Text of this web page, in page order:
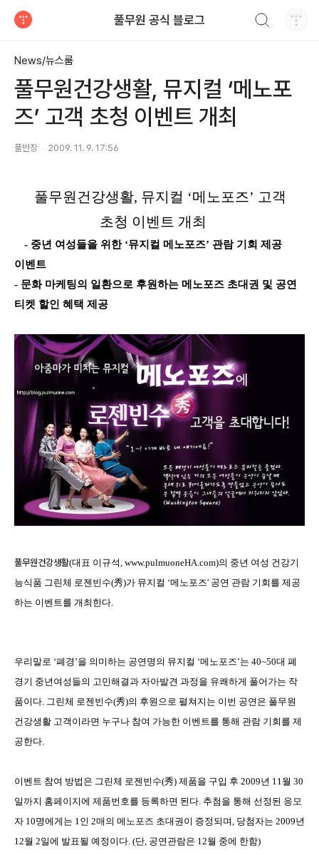
풀무원 공식 블로그
News/뉴스룸
풀무원건강생활, 뮤지컬 ‘메노포
즈’ 고객 초청 이벤트 개최
풀반장 2009. 11. 9. 17:56
풀무원건강생활, 뮤지컬 ‘메노포즈’ 고객
초청 이벤트 개최
- 중년 여성들을 위한 ‘뮤지컬 메노포즈’ 관람 기회 제공
이벤트
- 문화 마케팅의 일환으로 후원하는 메노포즈 초대권 및 공연
티켓 할인 혜택 제공
풀무원건강생활(대표 이 규석, www.pulmuoneHA.com)의 중년 여성 건강기
능식품 그린체 로젠빈수(秀)가 뮤지컬 ‘메노포즈' 공연 관람 기회를 제공
하는 이벤트를 개최한다.
우리말로 ‘폐경’을 의미하는 공연명의 뮤지컬 ‘메노포즈’는 40~50대 폐
경기 중년여성들의 고민해결과 자아발견 과정을 유쾌하게 풀어가는 작
품이다. 그린체 로젠빈수(秀)의 후원으로 펼쳐지는 이번 공연은 풀무원
건강생활 고객이라면 누구나 참여 가능한 이벤트를 통해 관람 기회를 제
공한다.
이벤트 참여 방법은 그린체 로젠빈수(秀) 제품을 구입 후 2009년 11월 30
일까지 홈페이지에 제품번호를 등록하면 된다. 추첨을 통해 선정된 응모
자 10명에게는 1인 2매의 메노포즈 초대권이 증정되며, 당첨자는 2009년
12월 2일에 발표될 예정이다. (단, 공연관람은 12월 중에 한함)